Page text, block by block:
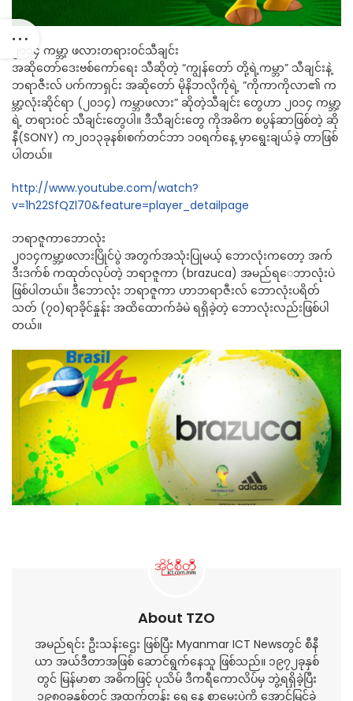
၂၀၁၄ ကမ္ဘာ့ ဖလားတရား၀င်သီချင်း
အဆိုတော်ဒေးဗစ်ကော်ရေး သီဆိုတဲ့ “ကျွန်တော် တို့ရဲ့ကမ္ဘာ” သီချင်းနဲ့
ဘရာဇီးလ် ပက်ကာရှင်း အဆိုတော် မိုနိဘလိုကိုရဲ့ “ကိုကာကိုလာ၏ က
မ္ဘာ့လုံးဆိုင်ရာ (၂၀၁၄) ကမ္ဘာဖလား” ဆိုတဲ့သီချင်း တွေဟာ ၂၀၁၄ ကမ္ဘာ့
ရဲ့ တရား၀င် သီချင်းတွေပါ။ ဒီသီချင်းတွေ ကိုအဓိက စပွန်ဆာဖြစ်တဲ့ ဆို
နီ(SONY) က၂၀၁၃ခုနစ်၊စက်တင်ဘာ ၁၀ရက်နေ့ မှာရွေးချယ်ခဲ့ တာဖြစ်
ပါတယ်။
http://www.youtube.com/watch?
v=1h22SfQZl70&feature=player_detailpage
ဘရာဇူကာဘောလုံး
၂၀၁၄ကမ္ဘာ့ဖလားပြိုင်ပွဲ အတွက်အသုံးပြုမယ့် ဘောလုံးကတော့ အက်
ဒီးဒက်စ် ကထုတ်လုပ်တဲ့ ဘရာဇူကာ (brazuca) အမည်ရ​ေဘာလုံးပဲ
ဖြစ်ပါတယ်။ ဒီဘောလုံး ဘရာဇူကာ ဟာဘရာဇီးလ် ဘောလုံးပရိတ်
သတ် (၇၀)ရာခိုင်နှုန်း အထိထောက်ခံမဲ ရရှိခဲ့တဲ့ ဘောလုံးလည်းဖြစ်ပါ
တယ်။
About TZO
အမည်ရင်း ဦးသန်းဌေး ဖြစ်ပြီး Myanmar ICT Newsတွင် စီနီ
ယာ အယ်ဒီတာအဖြစ် ဆောင်ရွက်နေသူ ဖြစ်သည်။ ၁၉၇၂ခုနှစ်
တွင် မြန်မာစာ အဓိကဖြင့် ပုသိမ် ဒီကရီကောလိပ်မှ ဘွဲ့ရရှိခဲ့ပြီး
၁၉၈၀ခုနှစ်တွင် အထက်တန်း ရှေ့နေ စာမေးပွဲကို အောင်မြင်ခဲ့